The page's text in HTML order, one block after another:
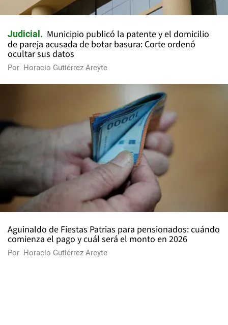
Judicial
Municipio publicó la patente y el domicilio
de pareja acusada de botar basura: Corte ordenó
ocultar sus datos
Por Horacio Gutiérrez Areyte
Aguinaldo de Fiestas Patrias para pensionados: cuándo
comienza el pago y cuál será el monto en 2026
Por Horacio Gutiérrez Areyte